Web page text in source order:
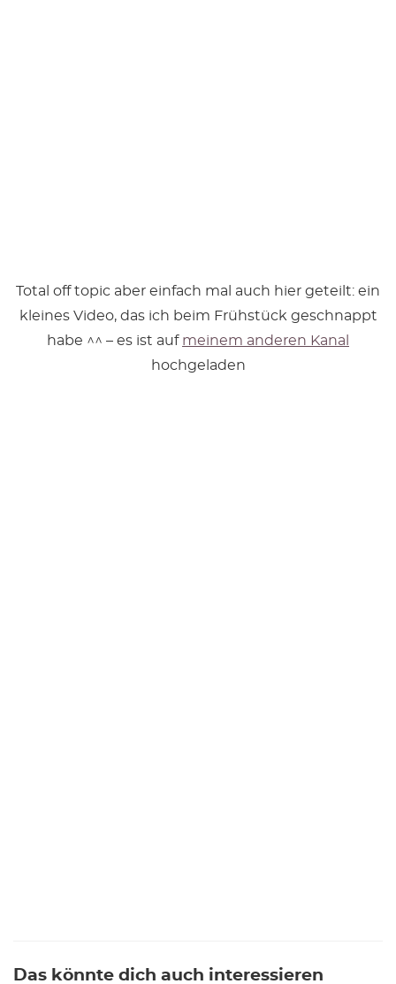
Total off topic aber einfach mal auch hier geteilt: ein
kleines Video, das ich beim Frühstück geschnappt
habe ^^ – es ist auf meinem anderen Kanal
hochgeladen
Das könnte dich auch interessieren